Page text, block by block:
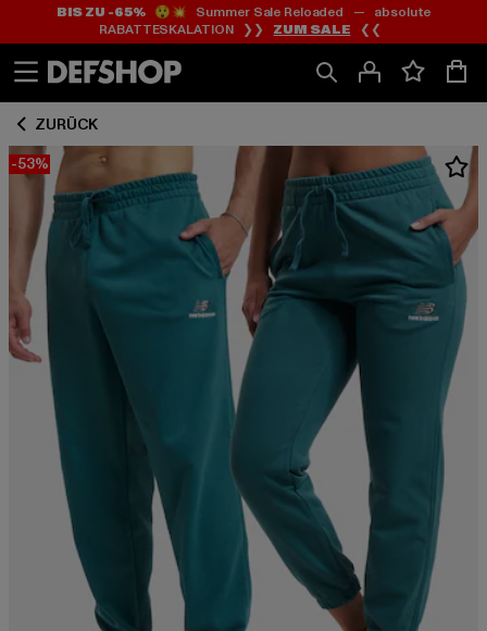
Zum
Inhalt
springen
Zum
Fußzeile
springen
BIS ZU -65%😲💥 Summer Sale Reloaded — absolute
RABATTESKALATION ❯❯ ZUM SALE ❮❮
ZURÜCK
-53%